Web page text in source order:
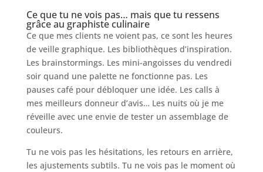
Ce que tu ne vois pas… mais que tu ressens
grâce au graphiste culinaire
Ce que mes clients ne voient pas, ce sont les heures
de veille graphique. Les bibliothèques d’inspiration.
Les brainstormings. Les mini-angoisses du vendredi
soir quand une palette ne fonctionne pas. Les
pauses café pour débloquer une idée. Les calls à
mes meilleurs donneur d’avis… Les nuits où je me
réveille avec une envie de tester un assemblage de
couleurs.
Tu ne vois pas les hésitations, les retours en arrière,
les ajustements subtils. Tu ne vois pas le moment où